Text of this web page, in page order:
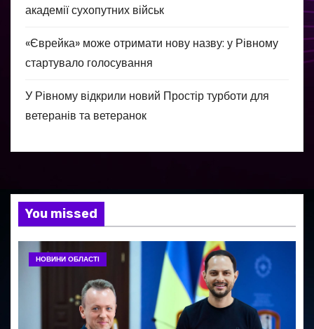
академії сухопутних військ
«Єврейка» може отримати нову назву: у Рівному
стартувало голосування
У Рівному відкрили новий Простір турботи для
ветеранів та ветеранок
You missed
НОВИНИ ОБЛАСТІ